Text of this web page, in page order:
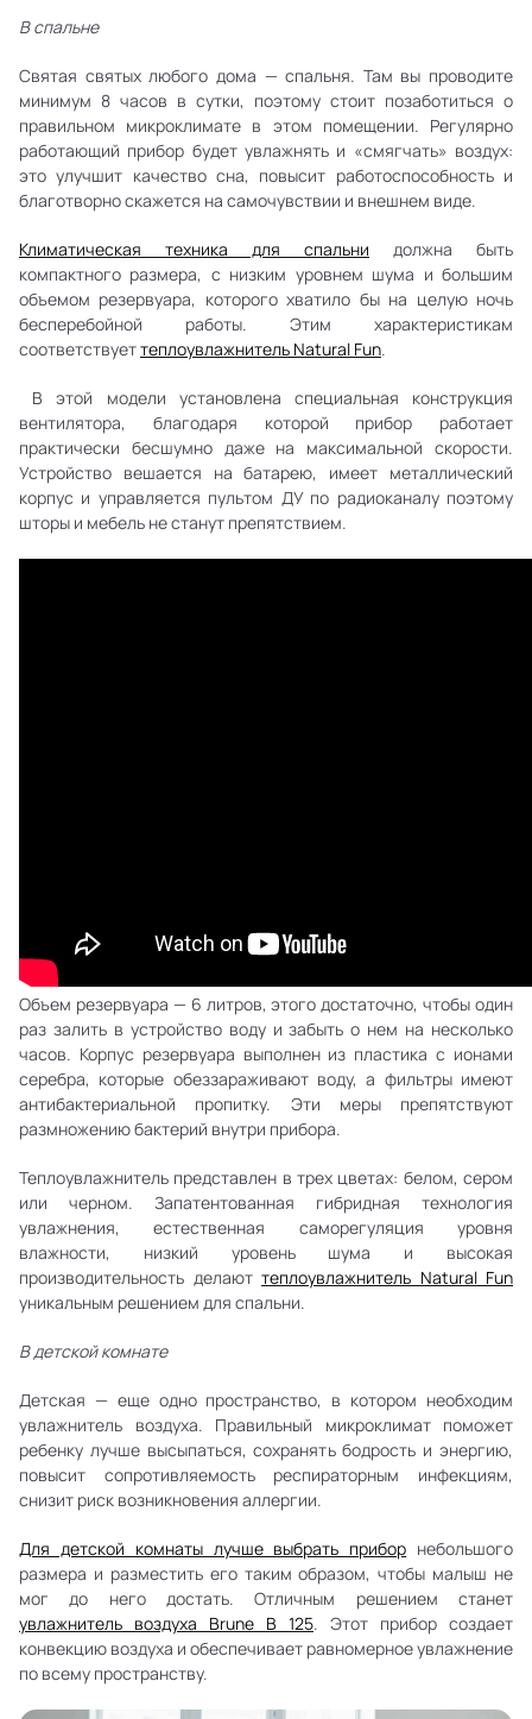
В спальне
Святая святых любого дома — спальня. Там вы проводите
минимум 8 часов в сутки, поэтому стоит позаботиться о
правильном микроклимате в этом помещении. Регулярно
работающий прибор будет увлажнять и «смягчать» воздух:
это улучшит качество сна, повысит работоспособность и
благотворно скажется на самочувствии и внешнем виде.
Климатическая техника для спальни должна быть
компактного размера, с низким уровнем шума и большим
объемом резервуара, которого хватило бы на целую ночь
бесперебойной работы. Этим характеристикам
соответствуеттеплоувлажнитель Natural Fun.
В этой модели установлена специальная конструкция
вентилятора, благодаря которой прибор работает
практически бесшумно даже на максимальной скорости.
Устройство вешается на батарею, имеет металлический
корпус и управляется пультом ДУ по радиоканалу поэтому
шторы и мебель не станут препятствием.
Объем резервуара — 6 литров, этого достаточно, чтобы один
раз залить в устройство воду и забыть о нем на несколько
часов. Корпус резервуара выполнен из пластика с ионами
серебра, которые обеззараживают воду, а фильтры имеют
антибактериальной пропитку. Эти меры препятствуют
размножению бактерий внутри прибора.
Теплоувлажнитель представлен в трех цветах: белом, сером
или черном. Запатентованная гибридная технология
увлажнения, естественная саморегуляция уровня
влажности, низкий уровень шума и высокая
производительность делают теплоувлажнитель Natural Fun
уникальным решением для спальни.
В детской комнате
Детская — еще одно пространство, в котором необходим
увлажнитель воздуха. Правильный микроклимат поможет
ребенку лучше высыпаться, сохранять бодрость и энергию,
повысит сопротивляемость респираторным инфекциям,
снизит риск возникновения аллергии.
Для детской комнаты лучше выбрать прибор небольшого
размера и разместить его таким образом, чтобы малыш не
мог до него достать. Отличным решением станет
увлажнитель воздуха Brune B 125. Этот прибор создает
конвекцию воздуха и обеспечивает равномерное увлажнение
по всему пространству.